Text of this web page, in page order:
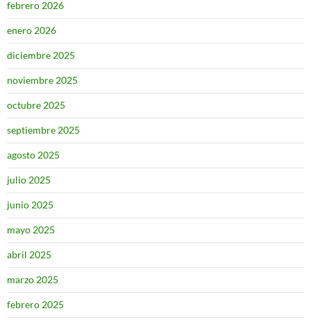
febrero 2026
enero 2026
diciembre 2025
noviembre 2025
octubre 2025
septiembre 2025
agosto 2025
julio 2025
junio 2025
mayo 2025
abril 2025
marzo 2025
febrero 2025